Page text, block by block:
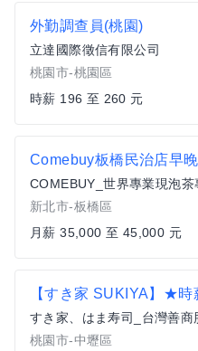
外勤調查員(桃園)
立達國際徵信有限公司
桃園市-桃園區
時薪 196 至 260 元
Comebuy板橋民治店早
COMEBUY_世界專業現泡
新北市-板橋區
月薪 35,000 至 45,000 元
すき家、はま寿司_台灣善商
桃園市-中壢區